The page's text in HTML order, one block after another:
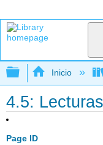
Expandir/
Inicio
4.5:
Page ID